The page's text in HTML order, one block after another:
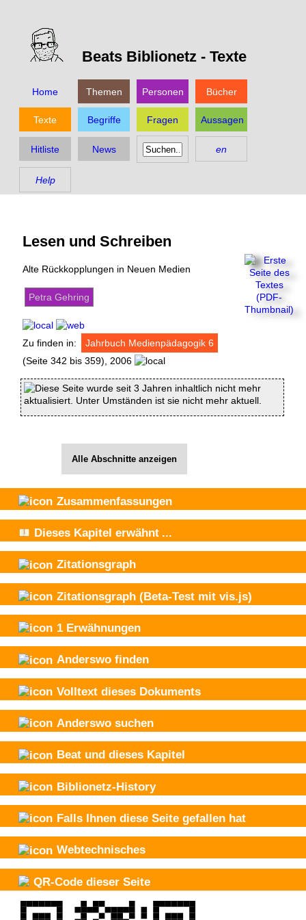
Beats Biblionetz - Texte
Home Themen Personen Bücher
Texte Begriffe Fragen Aussagen
Hitliste News en
Help
Lesen und Schreiben
Alte Rückkopplungen in Neuen Medien
Petra Gehring
Zu finden in:
Jahrbuch Medienpädagogik 6
(Seite 342 bis 359), 2006
Diese Seite wurde seit 3 Jahren inhaltlich nicht mehr
aktualisiert. Unter Umständen ist sie nicht mehr aktuell.
Alle Abschnitte anzeigen
Zusammenfassungen
Dieses Kapitel erwähnt ...
Zitationsgraph
Zitationsgraph (Beta-Test mit vis.js)
1 Erwähnungen
Anderswo finden
Volltext dieses Dokuments
Anderswo suchen
Beat und dieses Kapitel
Biblionetz-History
Falls Ihnen diese Seite gefallen hat
Webtechnisches
QR-Code dieser Seite